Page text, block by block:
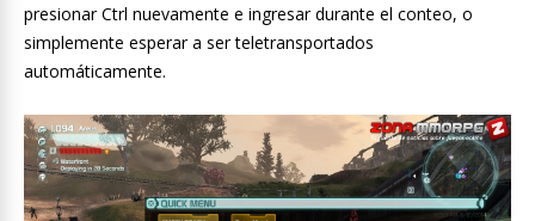
presionar Ctrl nuevamente e ingresar durante el conteo, o
simplemente esperar a ser teletransportados
automáticamente.